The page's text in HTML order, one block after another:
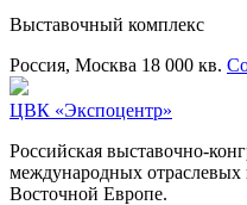
Выставочный комплекс
Россия, Москва 18 000 кв.
ЦВК «Экспоцентр»
Российская выставочно-
международных
Восточной Европе.